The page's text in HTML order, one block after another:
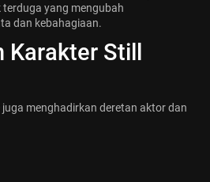
yang mengubah
dan kebahagiaan.
Karakter Still
juga menghadirkan deretan aktor dan